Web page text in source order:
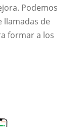
Podemos
llamadas de
formar a los